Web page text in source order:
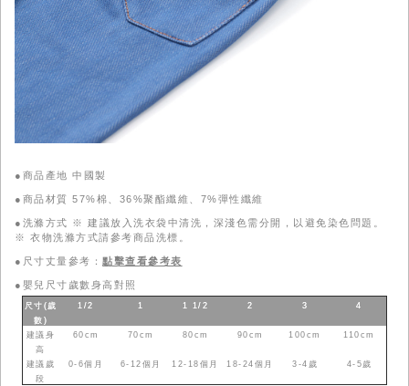
●商品產地 中國製
●商品材質 57%棉、36%聚酯纖維、7%彈性纖維
●洗滌方式 ※ 建議放入洗衣袋中清洗，深淺色需分開，以避免染色問題。
※ 衣物洗滌方式請參考商品洗標。
●尺寸丈量參考： 點擊查看參考表
● 嬰兒尺寸歲數身高對照
尺寸(歲
數 )
1/2 1 1 1/2 2 3 4
建議身
高
60cm 70cm 80cm 90cm 100cm 110cm
建議歲
段
0-6個月 6-12個月 12-18個月 18-24個月 3-4歲 4-5歲